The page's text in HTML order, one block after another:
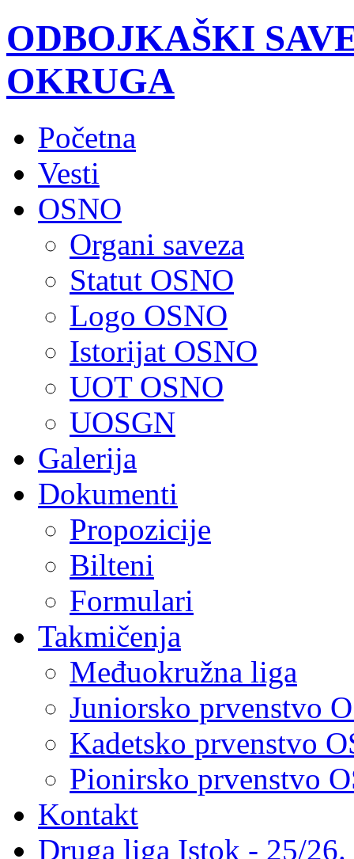
ODBOJKAŠKI
OKRUGA
Početna
Vesti
OSNO
Organi saveza
Statut OSNO
Logo OSNO
Istorijat OSNO
UOT OSNO
UOSGN
Galerija
Dokumenti
Propozicije
Bilteni
Formulari
Takmičenja
Međuokružna liga
Juniorsko prvenstvo
Kadetsko prvenstvo
Pionirsko prvenstvo
Kontakt
Druga liga Istok - 25/26.